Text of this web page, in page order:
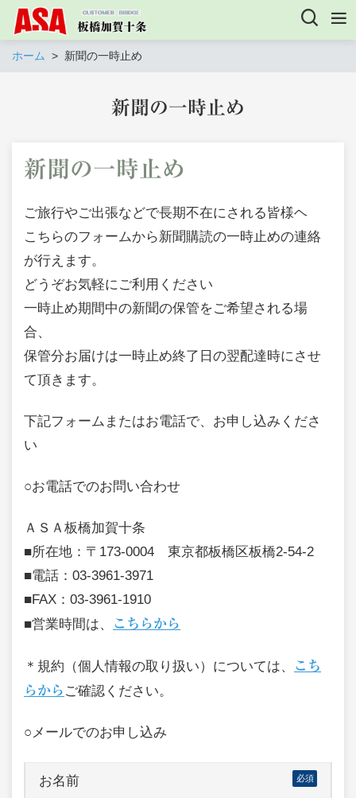
ホーム 新聞の一時止め
新聞の一時止め
新聞の一時止め
ご旅行やご出張などで長期不在にされる皆様ヘ
こちらのフォームから新聞購読の一時止めの連絡
が行えます。
どうぞお気軽にご利用ください
一時止め期間中の新聞の保管をご希望される場
合、
保管分お届けは一時止め終了日の翌配達時にさせ
て頂きます。
下記フォームまたはお電話で、お申し込みくださ
い
○お電話でのお問い合わせ
ＡＳＡ板橋加賀十条
■所在地：〒173-0004 東京都板橋区板橋2-54-2
■電話：03-3961-3971
■FAX：03-3961-1910
■営業時間は、
こちらから
＊規約（個人情報の取り扱い）については、
こち
らから ご確認ください。
○メールでのお申し込み
お名前 必須